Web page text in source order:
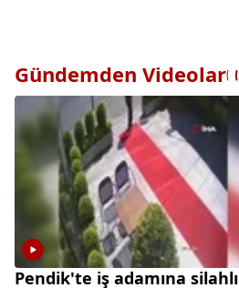
Gündemden Videolar
Pendik'te iş adamına silahlı